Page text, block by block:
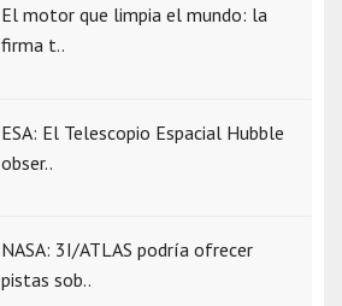
El motor que limpia el mundo: la
firma t..
ESA: El Telescopio Espacial Hubble
obser..
NASA: 3I/ATLAS podría ofrecer
pistas sob..